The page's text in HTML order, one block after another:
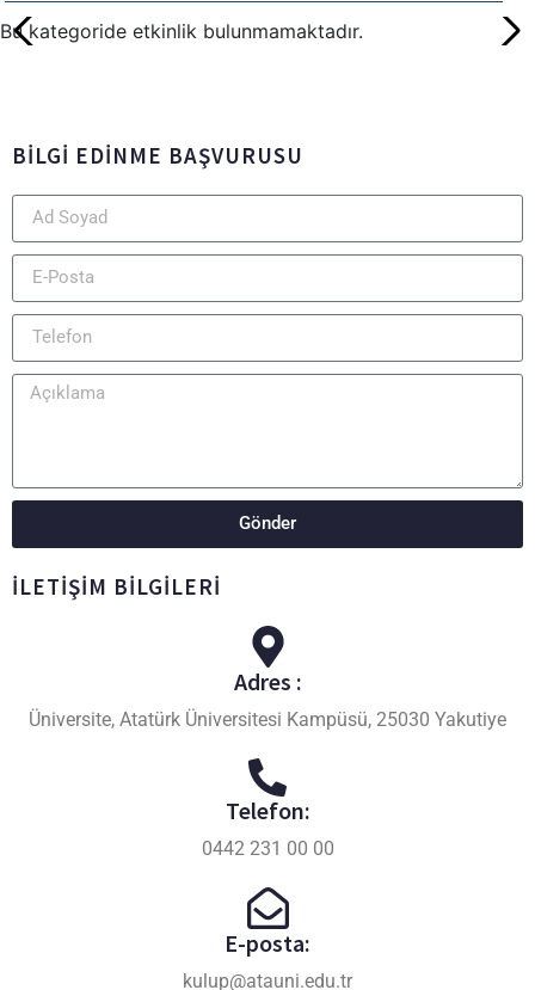
Bu kategoride etkinlik bulunmamaktadır.
BİLGİ EDİNME BAŞVURUSU
Gönder
İLETİŞİM BİLGİLERİ
Adres :
Üniversite, Atatürk Üniversitesi Kampüsü, 25030 Yakutiye
Telefon:
0442 231 00 00
E-posta:
kulup@atauni.edu.tr